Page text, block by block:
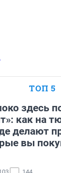
ТОП 5
здесь
как на
делают
вы